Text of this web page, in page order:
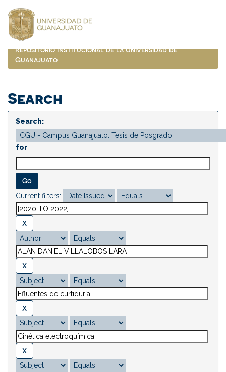
navigation
Repositorio Institucional de la Universidad de
Guanajuato
Search
Search:
for
Current filters: